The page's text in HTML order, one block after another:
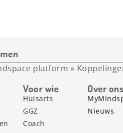
platform »
Voor wie
Huisarts
GGZ
Coach
Over ons
Nieuws